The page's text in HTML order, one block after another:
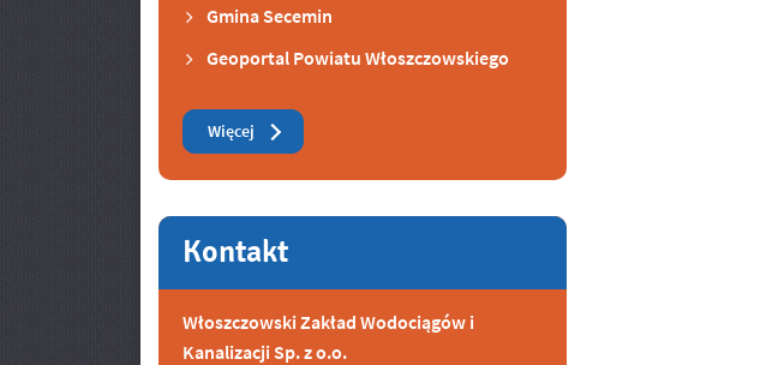
Gmina Secemin
Geoportal Powiatu Włoszczowskiego
Więcej Zobacz też
Kontakt
Włoszczowski Zakład Wodociągów i
Kanalizacji Sp. z o.o.